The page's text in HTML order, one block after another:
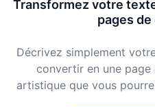
Transformez votre
pages
Décrivez simplement
convertir en une
artistique que vous